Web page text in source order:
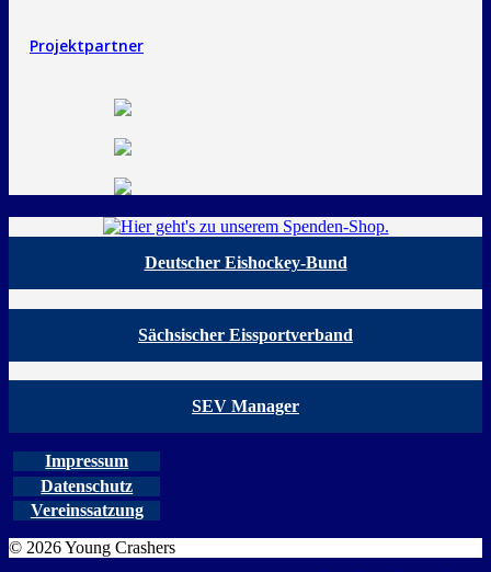
Projektpartner
Deutscher Eishockey-Bund
Sächsischer Eissportverband
SEV Manager
Impressum
Datenschutz
Vereinssatzung
© 2026 Young Crashers